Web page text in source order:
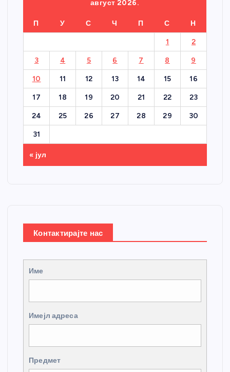
август 2026.
П У С Ч П С Н
1 2
3 4 5 6 7 8 9
10 11 12 13 14 15 16
17 18 19 20 21 22 23
24 25 26 27 28 29 30
31
« јул
Контактирајте нас
Име
Имејл адреса
Предмет